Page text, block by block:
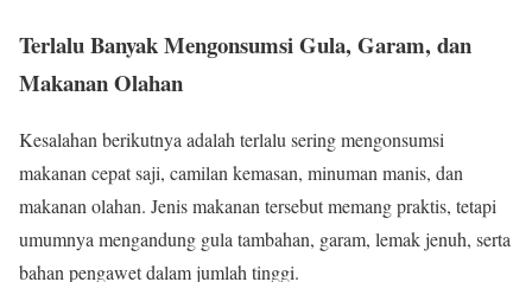
Terlalu Banyak Mengonsumsi Gula, Garam, dan
Makanan Olahan
Kesalahan berikutnya adalah terlalu sering mengonsumsi
makanan cepat saji, camilan kemasan, minuman manis, dan
makanan olahan. Jenis makanan tersebut memang praktis, tetapi
umumnya mengandung gula tambahan, garam, lemak jenuh, serta
bahan pengawet dalam jumlah tinggi.